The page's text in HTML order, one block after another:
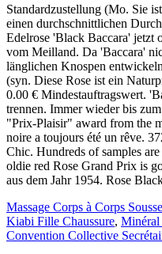
Massage Corps à Corps Sousse
Kiabi Fille Chaussure, Minéral
Convention Collective